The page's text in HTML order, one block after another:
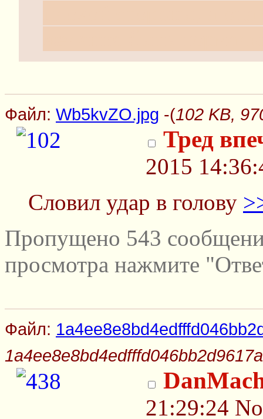
Файл: Wb5kvZO.jpg -(102 KB,
Тред
2015
Словил удар в голову
Пропущено 543
просмотра нажмите
Файл:
21:29:24